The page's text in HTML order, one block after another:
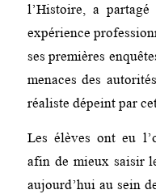
l’Histoire, a
expérience
ses premières
menaces des
réaliste dépeint par
Les élèves ont eu
afin de mieux saisir
aujourd’hui au sein